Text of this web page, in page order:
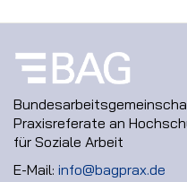
Praxisreferate an
für Soziale Arbeit
E-Mail: info@bagprax.de